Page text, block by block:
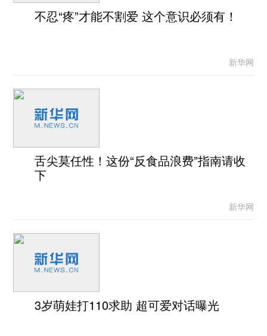
不忍“疼”才能不割爱 这个意识必须有！
新华网
舌尖莫任性！这份“反食品浪费”指南请收
下
新华网
3岁萌娃打110求助 超可爱对话曝光